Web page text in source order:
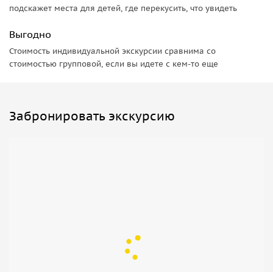
подскажет места для детей, где перекусить, что увидеть
Выгодно
Стоимость индивидуальной экскурсии сравнима со
стоимостью групповой, если вы идете с кем-то еще
Забронировать экскурсию